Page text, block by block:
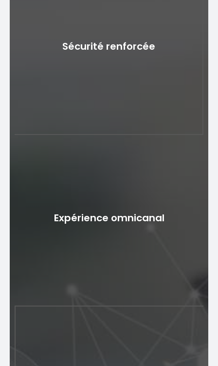
Sécurité renforcée
des clients grâce à l'authentification et au cryptage
Expérience omnicanal